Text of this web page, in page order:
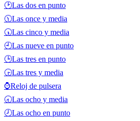
🕑Las dos en punto
🕦Las once y media
🕠Las cinco y media
🕘Las nueve en punto
🕒Las tres en punto
🕞Las tres y media
⌚Reloj de pulsera
🕣Las ocho y media
🕗Las ocho en punto